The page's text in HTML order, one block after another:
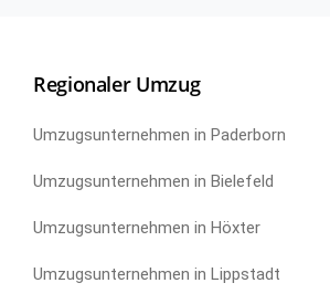
Regionaler Umzug
Umzugsunternehmen in Paderborn
Umzugsunternehmen in Bielefeld
Umzugsunternehmen in Höxter
Umzugsunternehmen in Lippstadt